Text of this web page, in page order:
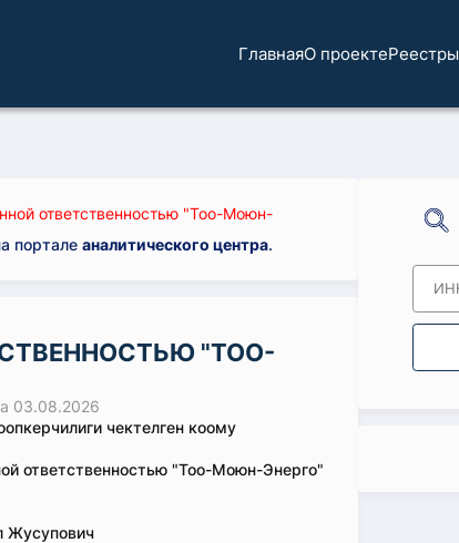
ГлавнаяО проектеРеестры
ответственностью "Тоо-Моюн-
портале аналитического центра.
"ТОО-
03.08.2026
чектелген коому
ответственностью "Тоо-Моюн-Энерго"
Жусупович